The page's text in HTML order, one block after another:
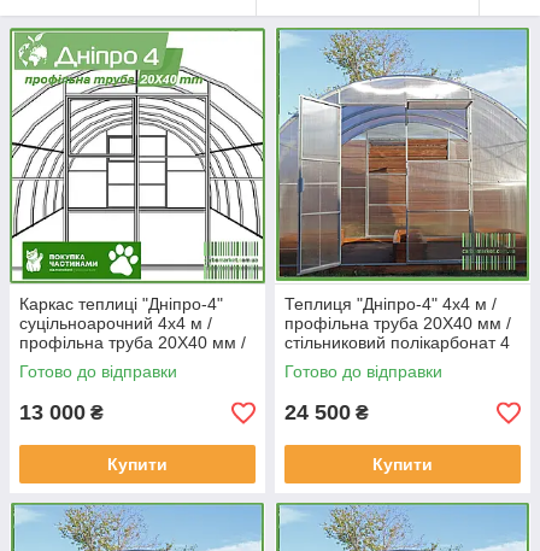
Каркас теплиці "Дніпро-4"
суцільноарочний 4х4 м /
профільна труба 20Х40 мм /
під стільниковий
полікарбонат
Готово до відправки
13 000 ₴
Купити
Теплиця "Дніпро-4" 4х4 м /
профільна труба 20Х40 мм /
стільниковий полікарбонат 4
мм Standard
Готово до відправки
24 500 ₴
Купити